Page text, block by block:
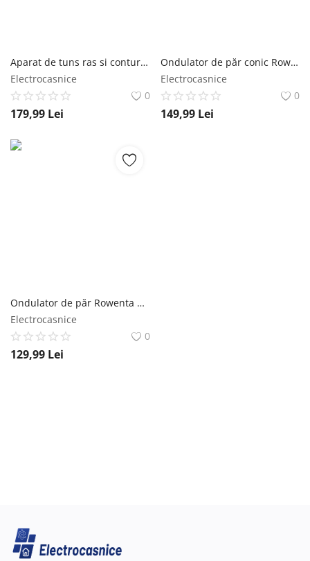
Aparat de tuns ras si conturat Rowenta X Karl Lagerfeld Forever Sharp TN602LF0 8000 rpm lame inox autonomie 120 minute negru rowenta
Electrocasnice
0
179,99 Lei
Ondulator de păr conic Rowenta Karl Lagerfeld CF324LF0 înveliș Keratin & Glow 120-200 °C mănușă de protecție negru&roșu rowenta
Electrocasnice
0
149,99 Lei
Ondulator de păr Rowenta Karl Lagerfeld Curls Forever CF311LF0 diametru 10mm 180° C învelis Keratin&Shine încalzire rapidă mănușă de prot rowenta
Electrocasnice
0
129,99 Lei